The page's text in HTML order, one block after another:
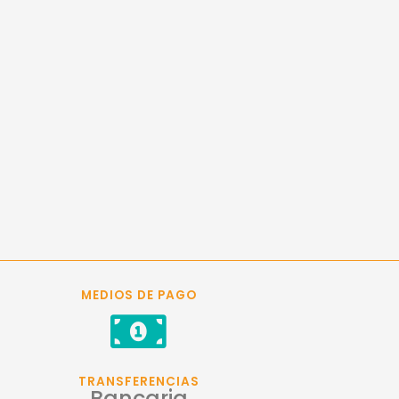
MEDIOS DE PAGO
TRANSFERENCIAS